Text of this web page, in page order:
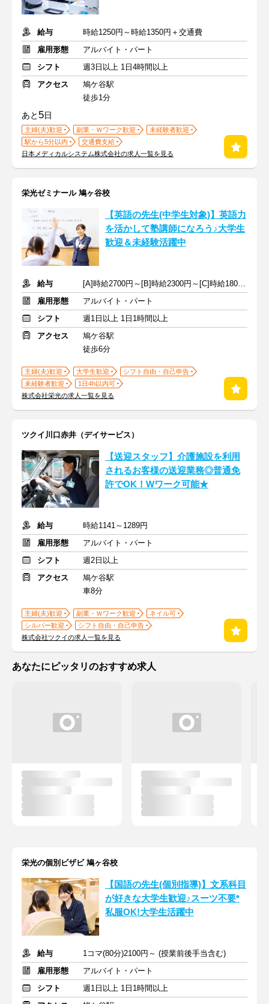
給与
時給1250円～時給1350円＋交通費
雇用形態
アルバイト・パート
シフト
週3日以上 1日4時間以上
アクセス
鳩ケ谷駅
徒歩1分
あと 5日
主婦(夫)歓迎 副業・Ｗワーク歓迎
未経験者歓迎
駅から5分以内
交通費支給
日本メディカルシステム株式会社の求人一覧を見る
栄光ゼミナール 鳩ヶ谷校
【英語の先生(中学生対象)】英語力
を活かして塾講師になろう♪大学生
歓迎＆未経験活躍中
給与
[A]時給2700円～[B]時給2300円～[C]時給1800円～ ※手当含む
雇用形態
アルバイト・パート
シフト
週1日以上 1日1時間以上
アクセス
鳩ケ谷駅
徒歩6分
主婦(夫)歓迎 大学生歓迎
シフト自由・自己申告
未経験者歓迎
1日4h以内可
株式会社栄光の求人一覧を見る
ツクイ川口赤井（デイサービス）
【送迎スタッフ】介護施設を利用
されるお客様の送迎業務◎普通免
許でOK！Wワーク可能★
給与
時給1141～1289円
雇用形態
アルバイト・パート
シフト
週2日以上
アクセス
鳩ケ谷駅
車8分
主婦(夫)歓迎 副業・Ｗワーク歓迎
ネイル可
シルバー歓迎
シフト自由・自己申告
株式会社ツクイの求人一覧を見る
あなたにピッタリのおすすめ求人
栄光の個別ビザビ 鳩ヶ谷校
【国語の先生(個別指導)】文系科目
が好きな大学生歓迎♪スーツ不要*
私服OK!大学生活躍中
給与
1コマ(80分)2100円～ (授業前後手当含む)
雇用形態
アルバイト・パート
シフト
週1日以上 1日1時間以上